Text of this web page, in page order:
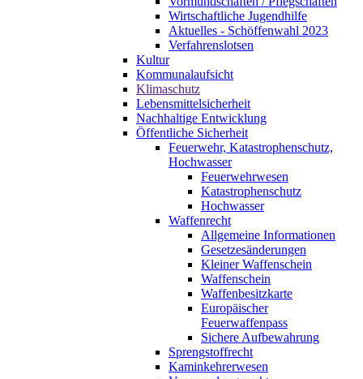
Wirtschaftliche Jugendhilfe
Aktuelles - Schöffenwahl 2023
Verfahrenslotsen
Kultur
Kommunalaufsicht
Klimaschutz
Lebensmittelsicherheit
Nachhaltige Entwicklung
Öffentliche Sicherheit
Feuerwehr, Katastrophenschutz,
Hochwasser
Feuerwehrwesen
Katastrophenschutz
Hochwasser
Waffenrecht
Allgemeine Informationen
Gesetzesänderungen
Kleiner Waffenschein
Waffenschein
Waffenbesitzkarte
Europäischer
Feuerwaffenpass
Sichere Aufbewahrung
Sprengstoffrecht
Kaminkehrerwesen